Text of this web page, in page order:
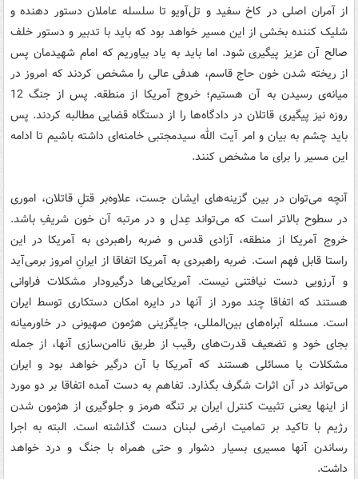
از آمران اصلی در کاخ سفید و تل‌آویو تا سلسله عاملان دستور دهنده و
شلیک کننده بخشی از این مسیر خواهد بود که باید با تدبیر و دستور خلف
صالح آن عزیز پیگیری شود. اما باید به یاد بیاوریم که امام شهیدمان پس
از ریخته شدن خون حاج قاسم، هدفی عالی را مشخص کردند که امروز در
میانه‌ی رسیدن به آن هستیم؛ خروج آمریکا از منطقه. پس از جنگ 12
روزه نیز پیگیری قاتلان در دادگاه‌ها را از دستگاه قضایی مطالبه کردند. پس
باید چشم به بیان و امر آیت الله سیدمجتبی خامنه‌ای داشته باشیم تا ادامه
این مسیر را برای ما مشخص کنند.
آنچه می‌توان در بین گزینه‌های ایشان جست، علاوه‌بر قتلِ قاتلان، اموری
در سطوح بالاتر است که می‌تواند عِدل و در مرتبه آن خون شریفِ باشد.
خروج آمریکا از منطقه، آزادی قدس و ضربه راهبردی به آمریکا در این
راستا قابل فهم است. ضربه راهبردی به آمریکا اتفاقا از ایرانِ امروز برمی‌آید
و آرزویی دست نیافتنی نیست. آمریکایی‌ها درگیرودار مشکلات فراوانی
هستند که اتفاقا چند مورد از آنها در دایره امکان دستکاری توسط ایران
است. مسئله آبراه‌های بین‌المللی، جایگزینی هژمون صهیونی در خاورمیانه
بجای خود و تضعیف قدرت‌های رقیب از طریق ناامن‌سازی آنها، از جمله
مشکلات یا مسائلی هستند که آمریکا با آن درگیر خواهد بود و ایران
می‌تواند در آن اثرات شگرف بگذارد. تفاهم به دست آمده اتفاقا بر دو مورد
از اینها یعنی تثبیت کنترل ایران بر تنگه هرمز و جلوگیری از هژمون شدن
رژیم با تاکید بر تمامیت ارضی لبنان دست گذاشته است. البته به اجرا
رساندن آنها مسیری بسیار دشوار و حتی همراه با جنگ و درد خواهد
داشت.